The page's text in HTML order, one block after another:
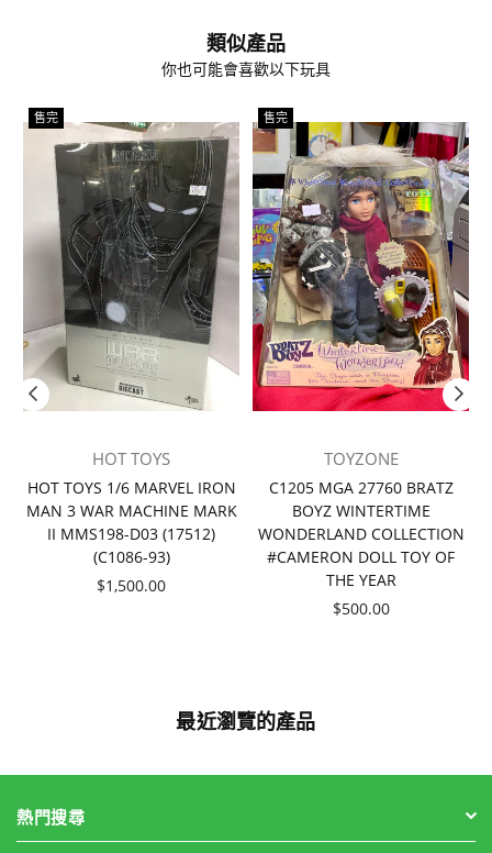
類似產品
你也可能會喜歡以下玩具
售完
HOT TOYS
HOT TOYS 1/6 MARVEL IRON
MAN 3 WAR MACHINE MARK
II MMS198-D03 (17512)
(C1086-93)
價
$1,500.00
售完
TOYZONE
C1205 MGA 27760 BRATZ
BOYZ WINTERTIME
WONDERLAND COLLECTION
#CAMERON DOLL TOY OF
THE YEAR
價
$500.00
最近瀏覽的產品
熱門搜尋